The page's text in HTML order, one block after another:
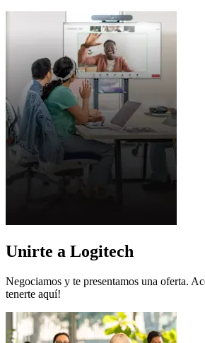
Unirte a Logitech
Negociamos y te presentamos una oferta.
tenerte aquí!